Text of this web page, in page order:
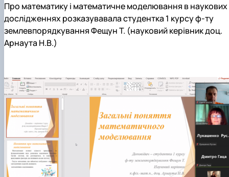
Про математику і математичне моделювання в наукових
дослідженнях розказувавала студентка 1 курсу ф-ту
землевпорядкування Фещун Т. (науковий керівник доц.
Арнаута Н.В.)